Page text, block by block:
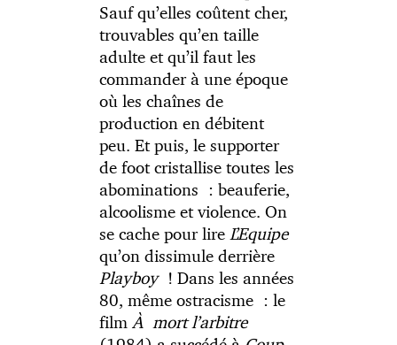
Sauf qu’elles coûtent cher,
trouvables qu’en taille
adulte et qu’il faut les
commander à une époque
où les chaînes de
production en débitent
peu. Et puis, le supporter
de foot cristallise toutes les
abominations : beauferie,
alcoolisme et violence. On
se cache pour lireL’Equipe
qu’on dissimule derrière
Playboy! Dans les années
80, même ostracisme : le
filmÀmort l’arbitre